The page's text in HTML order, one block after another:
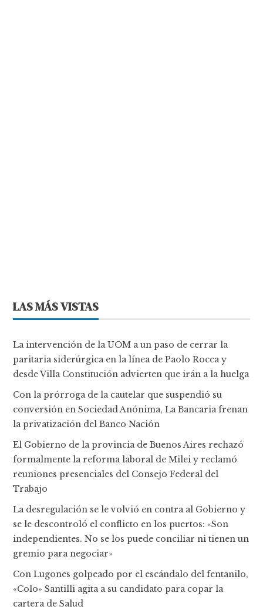
LAS MÁS VISTAS
La intervención de la UOM a un paso de cerrar la
paritaria siderúrgica en la línea de Paolo Rocca y
desde Villa Constitución advierten que irán a la huelga
Con la prórroga de la cautelar que suspendió su
conversión en Sociedad Anónima, La Bancaria frenan
la privatización del Banco Nación
El Gobierno de la provincia de Buenos Aires rechazó
formalmente la reforma laboral de Milei y reclamó
reuniones presenciales del Consejo Federal del
Trabajo
La desregulación se le volvió en contra al Gobierno y
se le descontroló el conflicto en los puertos: «Son
independientes. No se los puede conciliar ni tienen un
gremio para negociar»
Con Lugones golpeado por el escándalo del fentanilo,
«Colo» Santilli agita a su candidato para copar la
cartera de Salud